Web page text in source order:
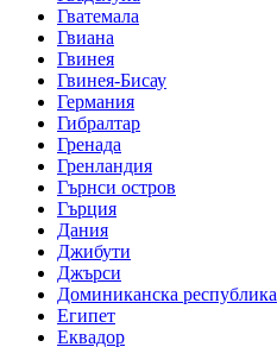
Гватемала
Гвиана
Гвинея
Гвинея-Бисау
Германия
Гибралтар
Гренада
Гренландия
Гърнси остров
Гърция
Дания
Джибути
Джърси
Доминиканска республика
Египет
Еквадор